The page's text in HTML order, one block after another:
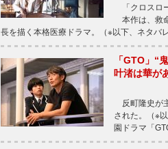
「クロスロ
本作は、救
長を描く本格医療ドラマ。（※以下、ネタ
「GTO」“
叶渚は華が
反町隆史が
された。（※
園ドラマ「